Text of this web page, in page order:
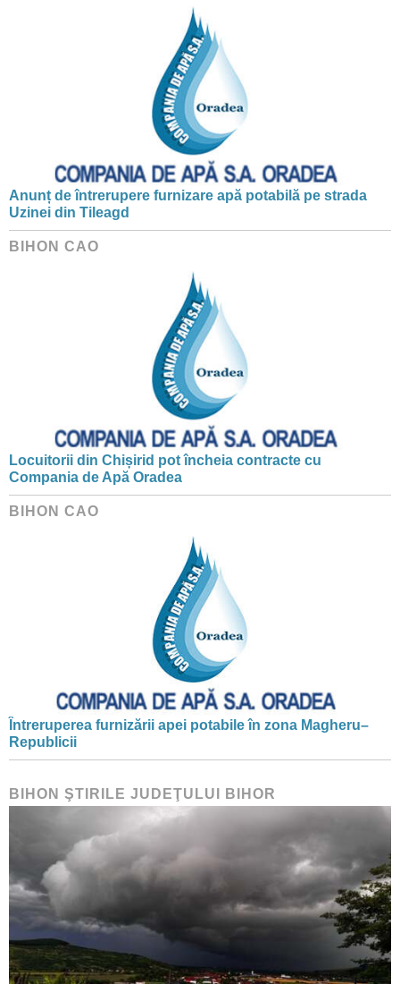
Anunț de întrerupere furnizare apă potabilă pe strada
Uzinei din Tileagd
BIHON CAO
Locuitorii din Chișirid pot încheia contracte cu
Compania de Apă Oradea
BIHON CAO
Întreruperea furnizării apei potabile în zona Magheru–
Republicii
BIHON ŞTIRILE JUDEŢULUI BIHOR